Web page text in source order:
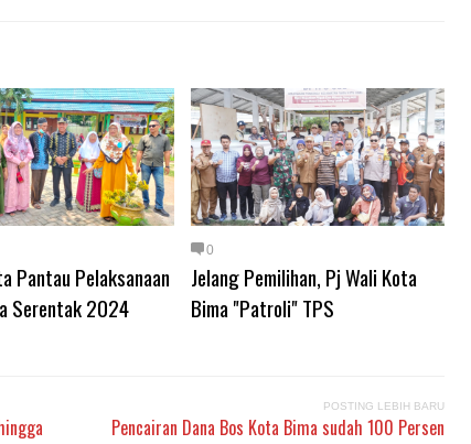
Pantau Pelaksanaan
Serentak 2024
0
Jelang Pemilihan, Pj Wali Kota
Bima "Patroli" TPS
POSTING LEBIH BARU
Pencairan Dana Bos Kota Bima sudah 100 Persen